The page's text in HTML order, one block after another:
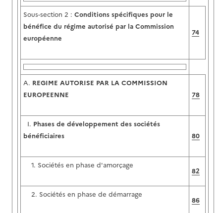
Sous-section 2 : Conditions spécifiques pour le
bénéfice du régime autorisé par la Commission
européenne
74
A. REGIME AUTORISE PAR LA COMMISSION
EUROPEENNE
78
I. Phases de développement des sociétés
bénéficiaires
80
1. Sociétés en phase d'amorçage
82
2. Sociétés en phase de démarrage
86